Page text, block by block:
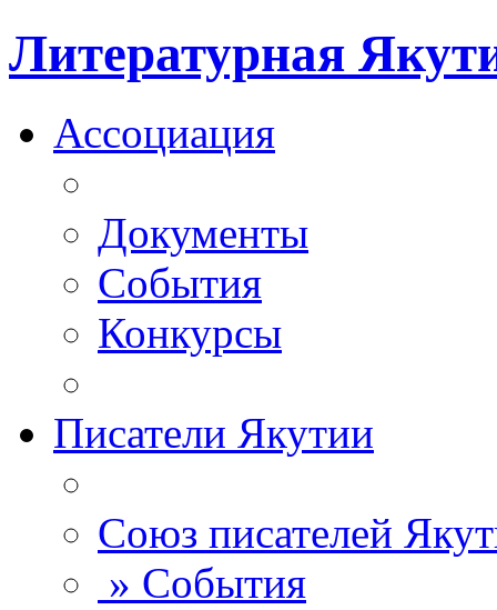
Литературная
Ассоциация
Документы
События
Конкурсы
Писатели Якутии
Союз писателей
» События